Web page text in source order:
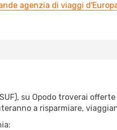
agenzia di viaggi
su Opodo troverai
a risparmiare,